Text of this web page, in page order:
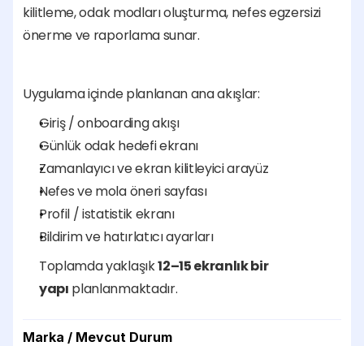
kilitleme, odak modları oluşturma, nefes egzersizi
önerme ve raporlama sunar.
Uygulama içinde planlanan ana akışlar:
Giriş / onboarding akışı
Günlük odak hedefi ekranı
Zamanlayıcı ve ekran kilitleyici arayüz
Nefes ve mola öneri sayfası
Profil / istatistik ekranı
Bildirim ve hatırlatıcı ayarları
Toplamda yaklaşık 12–15 ekranlık bir
yapı planlanmaktadır.
Marka / Mevcut Durum